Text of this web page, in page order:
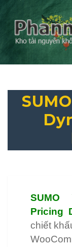
SUMO
Pricing
chiết